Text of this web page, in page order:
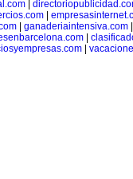
|
ganaderiaintensiva.com
|
|